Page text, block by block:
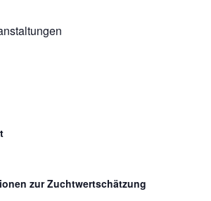
zur Zuchtwertschätzung